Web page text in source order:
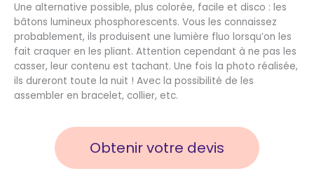
Une alternative possible, plus colorée, facile et disco : les
bâtons lumineux phosphorescents. Vous les connaissez
probablement, ils produisent une lumière fluo lorsqu’on les
fait craquer en les pliant. Attention cependant à ne pas les
casser, leur contenu est tachant. Une fois la photo réalisée,
ils dureront toute la nuit ! Avec la possibilité de les
assembler en bracelet, collier, etc.
Obtenir votre devis